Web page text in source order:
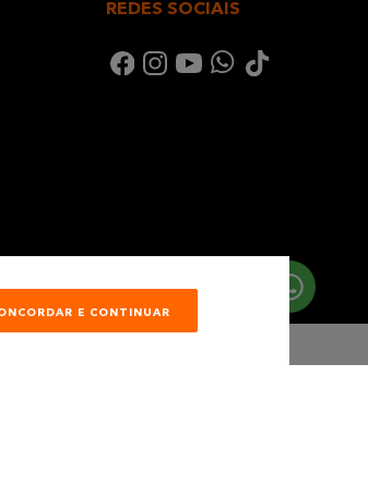
REDES SOCIAIS
E CONTINUAR